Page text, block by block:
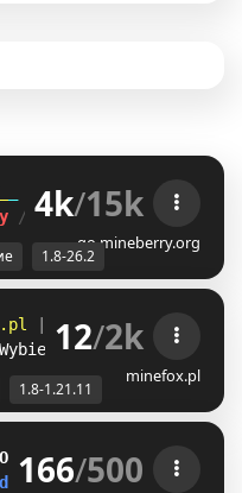
ＭＩＮＥＢＥＲＲＹ
/ BedWars / SkyWars
4k/15k
go.mineberry.org
1.8-26.2
. pl 1.8.x - 1.21.11
Wybierz swój ulubiony
12/2k
minefox.pl
1.8-1.21.11
1.8-26.1
1h 14m 48s /HO CAL
166/500